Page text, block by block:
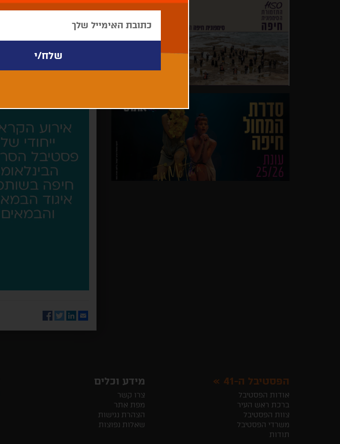
Email
LinkedIn
Twitter
Facebook
הפסטיבל ה-41
אודות הפסטיבל
ברכת ראש העיר
צוות הפסטיבל
משרדי הפסטיבל
תודות
מידע וכלים
צרו קשר
מפת אתר
הצהרת נגישות
שאלות נפוצות